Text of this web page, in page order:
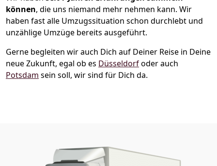
können, die uns niemand mehr nehmen kann. Wir
haben fast alle Umzugssituation schon durchlebt und
unzählige Umzüge bereits ausgeführt.
Gerne begleiten wir auch Dich auf Deiner Reise in Deine
neue Zukunft, egal ob es Düsseldorfoder auch
Potsdam sein soll, wir sind für Dich da.